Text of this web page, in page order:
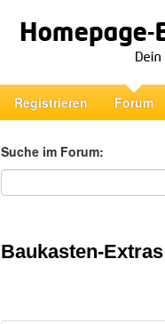
Registrieren Forum
Suche im Forum:
Suche im Forum
Baukasten-